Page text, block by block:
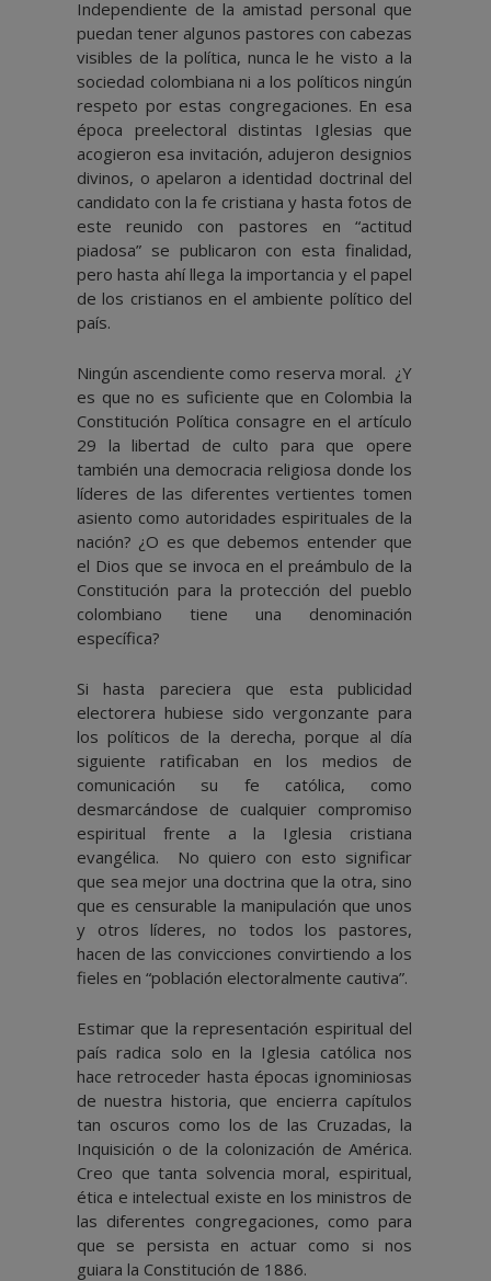
Independiente de la amistad personal que
puedan tener algunos pastores con cabezas
visibles de la política, nunca le he visto a la
sociedad colombiana ni a los políticos ningún
respeto por estas congregaciones. En esa
época preelectoral distintas Iglesias que
acogieron esa invitación, adujeron designios
divinos, o apelaron a identidad doctrinal del
candidato con la fe cristiana y hasta fotos de
este reunido con pastores en “actitud
piadosa” se publicaron con esta finalidad,
pero hasta ahí llega la importancia y el papel
de los cristianos en el ambiente político del
país.
Ningún ascendiente como reserva moral. ¿Y
es que no es suficiente que en Colombia la
Constitución Política consagre en el artículo
29 la libertad de culto para que opere
también una democracia religiosa donde los
líderes de las diferentes vertientes tomen
asiento como autoridades espirituales de la
nación? ¿O es que debemos entender que
el Dios que se invoca en el preámbulo de la
Constitución para la protección del pueblo
colombiano tiene una denominación
específica?
Si hasta pareciera que esta publicidad
electorera hubiese sido vergonzante para
los políticos de la derecha, porque al día
siguiente ratificaban en los medios de
comunicación su fe católica, como
desmarcándose de cualquier compromiso
espiritual frente a la Iglesia cristiana
evangélica. No quiero con esto significar
que sea mejor una doctrina que la otra, sino
que es censurable la manipulación que unos
y otros líderes, no todos los pastores,
hacen de las convicciones convirtiendo a los
fieles en “población electoralmente cautiva”.
Estimar que la representación espiritual del
país radica solo en la Iglesia católica nos
hace retroceder hasta épocas ignominiosas
de nuestra historia, que encierra capítulos
tan oscuros como los de las Cruzadas, la
Inquisición o de la colonización de América.
Creo que tanta solvencia moral, espiritual,
ética e intelectual existe en los ministros de
las diferentes congregaciones, como para
que se persista en actuar como si nos
guiara la Constitución de 1886.